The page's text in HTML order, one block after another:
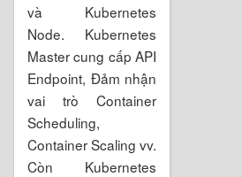
và Kubernetes
Node. Kubernetes
Master cung cấp API
Endpoint, Đảm nhận
vai trò Container
Scheduling,
Container Scaling vv.
Còn Kubernetes